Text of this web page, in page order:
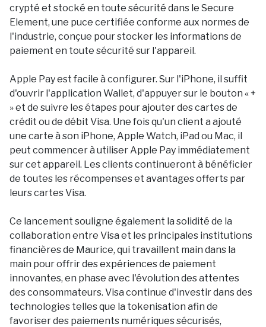
crypté et stocké en toute sécurité dans le Secure
Element, une puce certifiée conforme aux normes de
l'industrie, conçue pour stocker les informations de
paiement en toute sécurité sur l'appareil.
Apple Pay est facile à configurer. Sur l'iPhone, il suffit
d'ouvrir l'application Wallet, d'appuyer sur le bouton « +
» et de suivre les étapes pour ajouter des cartes de
crédit ou de débit Visa. Une fois qu'un client a ajouté
une carte à son iPhone, Apple Watch, iPad ou Mac, il
peut commencer à utiliser Apple Pay immédiatement
sur cet appareil. Les clients continueront à bénéficier
de toutes les récompenses et avantages offerts par
leurs cartes Visa.
Ce lancement souligne également la solidité de la
collaboration entre Visa et les principales institutions
financières de Maurice, qui travaillent main dans la
main pour offrir des expériences de paiement
innovantes, en phase avec l'évolution des attentes
des consommateurs. Visa continue d'investir dans des
technologies telles que la tokenisation afin de
favoriser des paiements numériques sécurisés,